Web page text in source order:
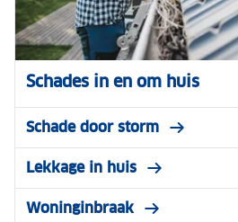
Schades in en om huis
Schade door storm
Lekkage in huis
Woninginbraak